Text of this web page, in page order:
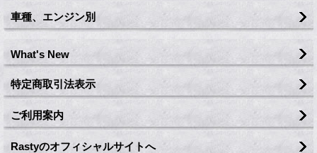
車種、エンジン別
What's New
特定商取引法表示
ご利用案内
Rastyのオフィシャルサイトへ